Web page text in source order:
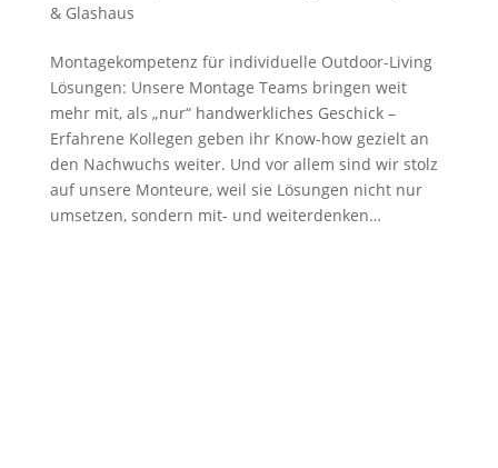
& Glashaus
Montagekompetenz für individuelle Outdoor-Living
Lösungen: Unsere Montage Teams bringen weit
mehr mit, als „nur“ handwerkliches Geschick –
Erfahrene Kollegen geben ihr Know-how gezielt an
den Nachwuchs weiter. Und vor allem sind wir stolz
auf unsere Monteure, weil sie Lösungen nicht nur
umsetzen, sondern mit- und weiterdenken…